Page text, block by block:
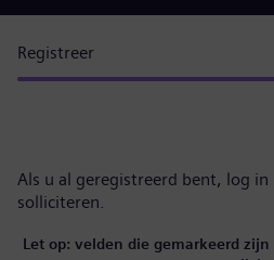
Registreer
Als u al geregistreerd bent, log in
solliciteren.
Let op: velden die gemarkeerd